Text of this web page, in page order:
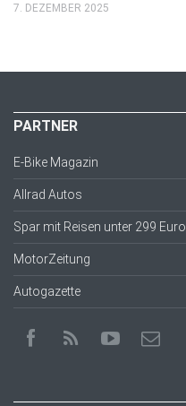
7. DEZEMBER 2025
PARTNER
E-Bike Magazin
Allrad Autos
Spar mit Reisen unter 299 Euro
MotorZeitung
Autogazette